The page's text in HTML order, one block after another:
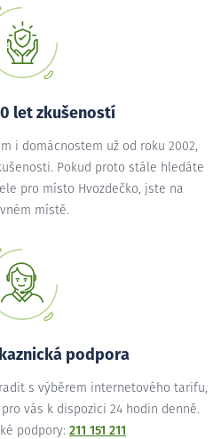
let zkušeností
i domácnostem už od roku 2002,
Pokud proto stále hledáte
pro místo Hvozdečko, jste na
místě.
podpora
s výběrem internetového tarifu,
vás k dispozici 24 hodin denně.
podpory: 211 151 211